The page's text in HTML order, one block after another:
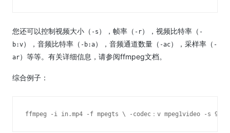
您还可以控制视频大小（ -s ），帧率（ -r），视频比特率（ -
b:v），音频比特率（ -b:a），音频通道数量（ -ac），采样率（ -
ar）等等。 有关详细信息，请参阅ffmpeg文档。
综合例子：
ffmpeg -i in.mp4 -f mpegts \ -codec：v mpeg1video -s